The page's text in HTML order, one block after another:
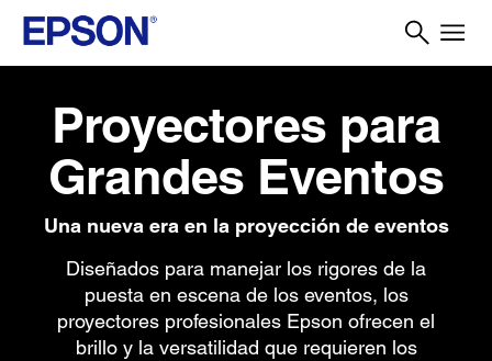
Proyectores para
Grandes Eventos
Una nueva era en la proyección de eventos
Diseñados para manejar los rigores de la
puesta en escena de los eventos, los
proyectores profesionales Epson ofrecen el
brillo y la versatilidad que requieren los